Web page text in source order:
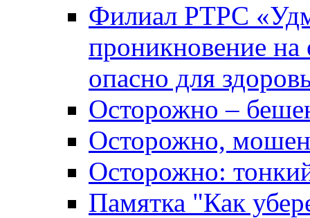
Филиал РТРС
проникновение на
опасно для
Осторожно –
Осторожно,
Осторожно:
Памятка "Как